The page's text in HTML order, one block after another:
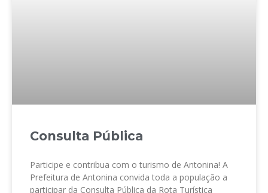
Consulta Pública
Participe e contribua com o turismo de Antonina! A
Prefeitura de Antonina convida toda a população a
participar da Consulta Pública da Rota Turística